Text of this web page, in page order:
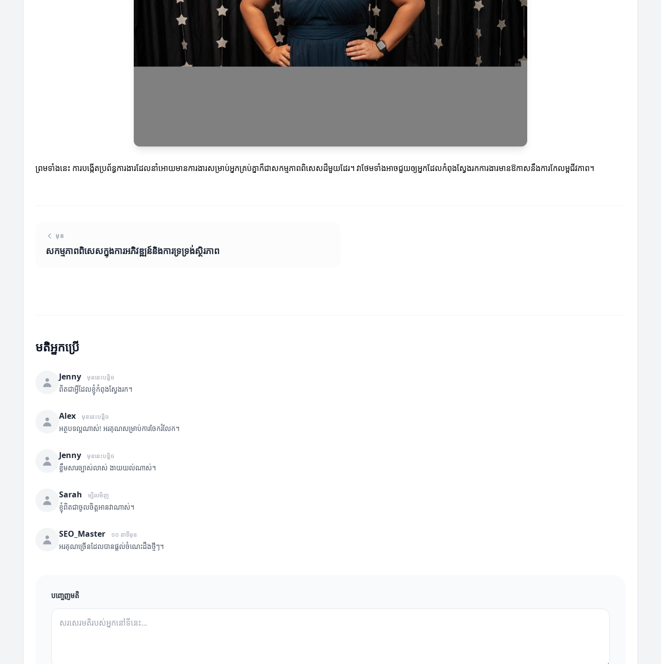
ព្រមទាំងនេះ ការបង្កើតប្រព័ន្ធការងារដែលនាំអោយមានការងារសម្រាប់អ្នកគ្រប់គ្នាក៏ជាសកម្មភាពពិសេសដ៏មួយដែរ។ វាថែមទាំងអាចជួយឲ្យអ្នកដែលកំពុងស្វែងរកការងារមានឱកាសនឹងការកែលម្អជីវភាព។
មុន
សកម្មភាពពិសេសក្នុងការអភិវឌ្ឍន៍និងការទ្រទ្រង់ស្ថិរភាព
មតិអ្នកប្រើ
Jenny មុននេះបន្តិច
ពិតជាអ្វីដែលខ្ញុំកំពុងស្វែងរក។
Alex មុននេះបន្តិច
អត្ថបទល្អណាស់! អរគុណសម្រាប់ការចែករំលែក។
Jenny មុននេះបន្តិច
ខ្លឹមសារច្បាស់លាស់ ងាយយល់ណាស់។
Sarah ម្សិលមិញ
ខ្ញុំពិតជាចូលចិត្តអានវាណាស់។
SEO_Master ១០ នាទីមុន
អរគុណច្រើនដែលបានផ្តល់ចំណេះដឹងថ្មីៗ។
បញ្ចេញមតិ